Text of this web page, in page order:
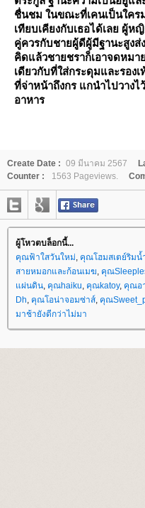
ชื่นชม ในขณะที่เคนเป็นใคร
เทียบเคียงกับเธอได้เลย ผู้
คู่ควรกับชายผู้ดีผู้มีฐานะสูงส่
คิดแล้วชายชราก็เอาจดหมา
เดียวกับที่ใส่กระดุมและรอ
ที่จ่าหน้าถึงกร แกนำไปวาง
อาหาร
Create Date : 09 มีนาคม 2567
Counter :
1563 Pageviews.
ผู้โหวตบล็อกนี้...
คุณฟ้าใสวันใหม่, คุณโฮมสเตย์ริมน้
สายหมอกและก้อนเมฆ, คุณ
ผ่นดิน, คุณhaiku, คุณkatoy, คุณอ
Dh, คุณโอน่าจอมซ่าส์, คุณ
มาช้ายังดีกว่าไม่มา